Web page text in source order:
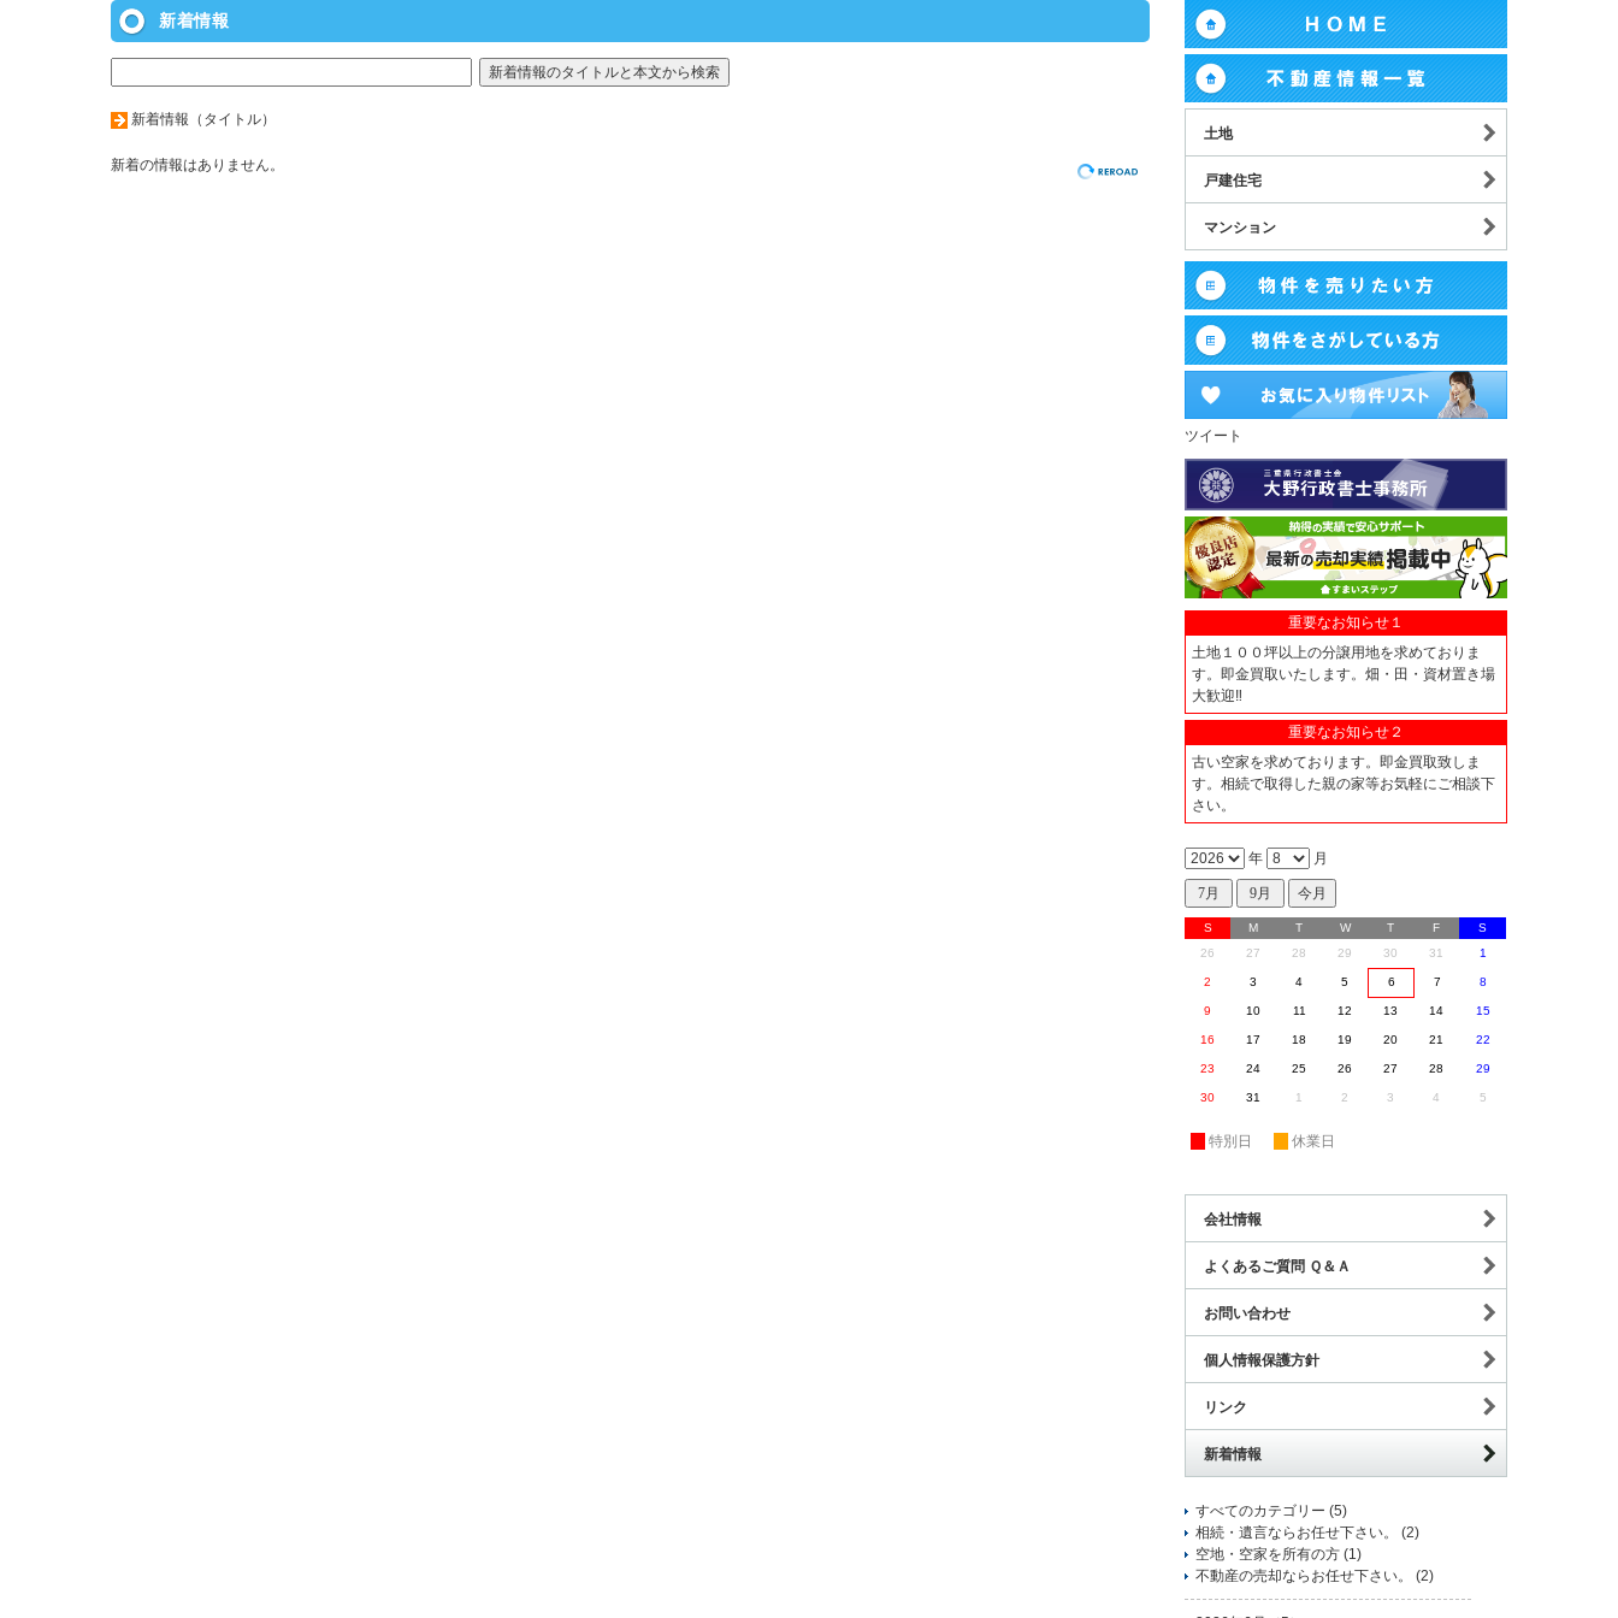
新着情報
新着情報（タイトル）
新着の情報はありません。
土地
戸建住宅
マンション
ツイート
重要なお知らせ１
土地１００坪以上の分譲用地を求めておりま
す。即金買取いたします。畑・田・資材置き場
大歓迎‼
重要なお知らせ２
古い空家を求めております。即金買取致しま
す。相続で取得した親の家等お気軽にご相談下
さい。
年 月
S M T W T F
S
26
27 28 29 30 31 1
2 3 4 5 6 7 8
9 10 11 12 13 14 15
16 17 18 19 20 21 22
23 24 25 26 27 28 29
30 31 1 2 3 4 5
特別日 休業日
会社情報
よくあるご質問 Ｑ＆Ａ
お問い合わせ
個人情報保護方針
リンク
新着情報
すべてのカテゴリー (5)
相続・遺言ならお任せ下さい。 (2)
空地・空家を所有の方 (1)
不動産の売却ならお任せ下さい。 (2)